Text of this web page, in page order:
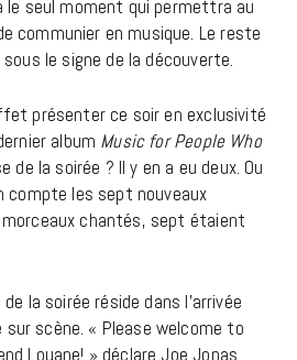
le seul moment qui permettra au
communier en musique. Le reste
le signe de la découverte.
présenter ce soir en exclusivité
album Music for People Who
de la soirée ? Il y en a eu deux. Ou
compte les sept nouveaux
chantés, sept étaient
la soirée réside dans l’arrivée
sur scène. « Please welcome to
Louane! » déclare Joe Jonas.